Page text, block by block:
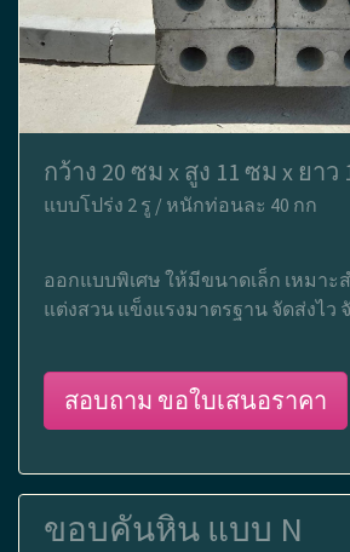
กว้าง 20 ซม x สูง 11 ซม x ยาว
แบบโปร่ง 2 รู / หนักท่อนละ 40 กก
ออกแบบพิเศษ ให้มีขนาดเล็ก เหมาะ
แต่งสวน แข็งแรงมาตรฐาน จัดส่งไว
สอบถาม ขอใบเสนอราคา
ขอบคันหิน แบบ N